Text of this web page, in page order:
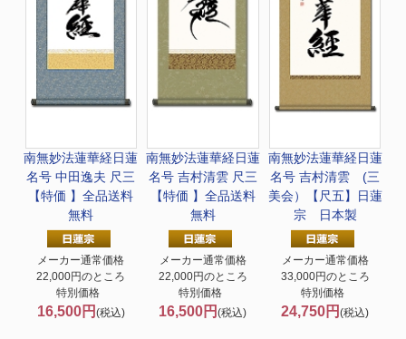
南無妙法蓮華経日蓮
名号 中田逸夫 尺三
【特価 】全品送料
無料
メーカー通常価格
22,000円のところ
特別価格
16,500円 (税込)
南無妙法蓮華経日蓮
名号 吉村清雲 尺三
【特価 】全品送料
無料
メーカー通常価格
22,000円のところ
特別価格
16,500円(税込)
南無妙法蓮華経日蓮
名号 吉村清雲 (三
美会）【尺五】日蓮
宗 日本製
メーカー通常価格
33,000円のところ
特別価格
24,750円(税込)